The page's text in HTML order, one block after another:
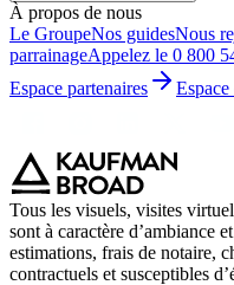
À propos de nous
Le GroupeNos guidesNous
parrainageAppelez le 0 800
Espace partenaires
Tous les visuels, visites
sont à caractère d’ambiance
estimations, frais de notaire,
contractuels et susceptibles